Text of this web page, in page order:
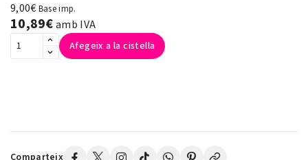
9,00€ Base imp.
10,89€amb IVA
Afegeix a la cistella
Comparteix